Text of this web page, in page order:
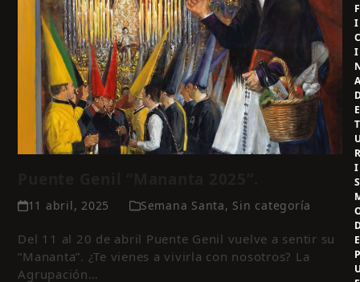
11 abril, 2025 Semana Santa, Sin categoría
Del 11 al 20 de abril Puente Genil vuelve a sentir su
“Mananta”. ¿Te vienes a vivirla con nosotros? La
Agrupación…
F
I
I
E
T
I
S
E